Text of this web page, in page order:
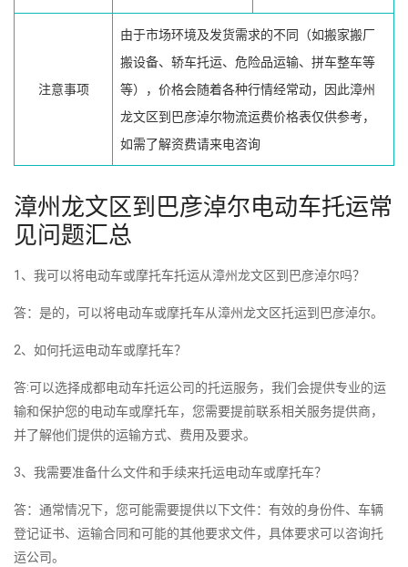
注意事项
由于市场环境及发货需求的不同（如搬家搬厂
搬设备、轿车托运、危险品运输、拼车整车等
等），价格会随着各种行情经常动，因此漳州
龙文区到巴彦淖尔物流运费价格表仅供参考，
如需了解资费请来电咨询
漳州龙文区到巴彦淖尔电动车托运常
见问题汇总
1、我可以将电动车或摩托车托运从漳州龙文区到巴彦淖尔吗？
答：是的，可以将电动车或摩托车从漳州龙文区托运到巴彦淖尔。
2、如何托运电动车或摩托车？
答:可以选择成都电动车托运公司的托运服务，我们会提供专业的运
输和保护您的电动车或摩托车，您需要提前联系相关服务提供商，
并了解他们提供的运输方式、费用及要求。
3、我需要准备什么文件和手续来托运电动车或摩托车？
答：通常情况下，您可能需要提供以下文件：有效的身份件、车辆
登记证书、运输合同和可能的其他要求文件，具体要求可以咨询托
运公司。